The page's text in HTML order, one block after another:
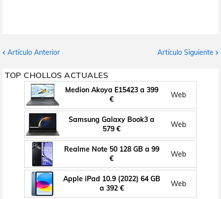
Artículo Anterior Artículo Siguiente
TOP CHOLLOS ACTUALES
Medion Akoya E15423 a 399
€
Web
Samsung Galaxy Book3 a
579 €
Web
Realme Note 50 128 GB a 99
€
Web
Apple iPad 10.9 (2022) 64 GB
a 392 €
Web